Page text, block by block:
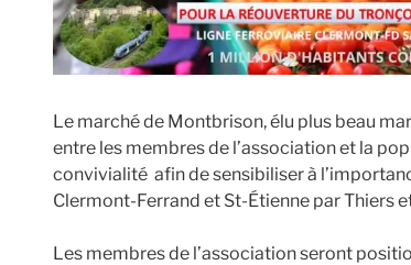
Le marché de Montbrison, élu plus beau
entre les membres de l’association et la
convivialité afin de sensibiliser à
Clermont-Ferrand et St-Étienne par Thiers
Les membres de l’association seront